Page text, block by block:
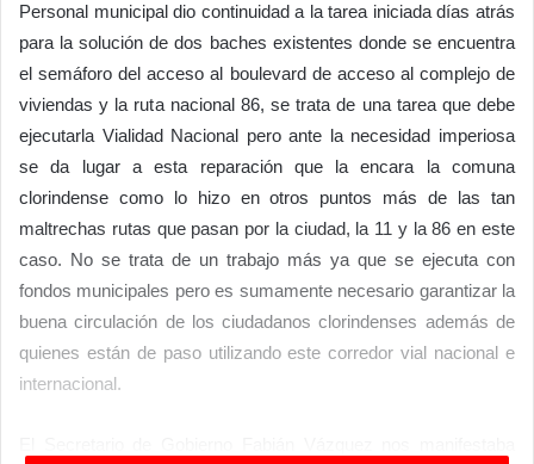
Personal municipal dio continuidad a la tarea iniciada días atrás
para la solución de dos baches existentes donde se encuentra
el semáforo del acceso al boulevard de acceso al complejo de
viviendas y la ruta nacional 86, se trata de una tarea que debe
ejecutarla Vialidad Nacional pero ante la necesidad imperiosa
se da lugar a esta reparación que la encara la comuna
clorindense como lo hizo en otros puntos más de las tan
maltrechas rutas que pasan por la ciudad, la 11 y la 86 en este
caso. No se trata de un trabajo más ya que se ejecuta con
fondos municipales pero es sumamente necesario garantizar la
buena circulación de los ciudadanos clorindenses además de
quienes están de paso utilizando este corredor vial nacional e
internacional.